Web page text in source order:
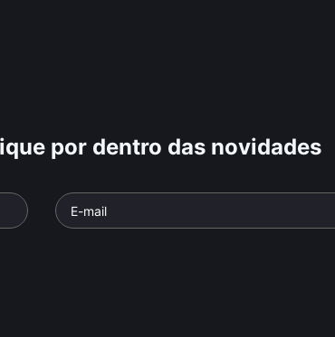
por dentro das novidades